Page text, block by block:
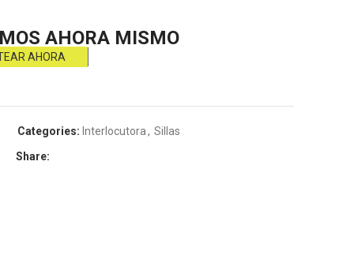
AHORA MISMO
AHORA
Categories: Interlocutora, Sillas
Share: